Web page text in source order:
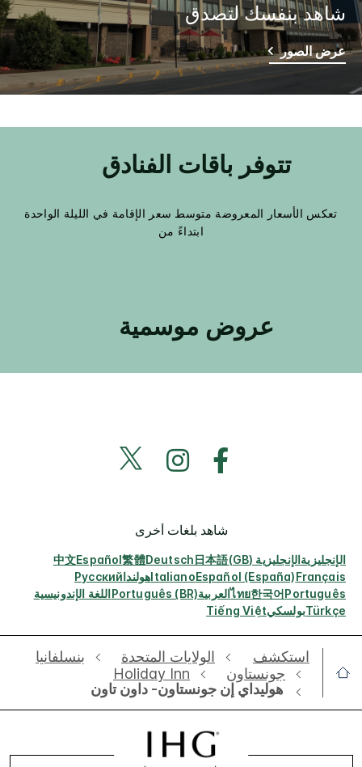
شاهد بنفسك لتصدق
عرض الصور
تتوفر باقات الفنادق
تعكس الأسعار المعروضة متوسط سعر الإقامة في الليلة الواحدة
ابتداءً من
عروض موسمية
شاهد بلغات أخرى
الإنجليزيةالإنجليزية (GB) 日本語
Deutsch
繁體
Español
中文
Français
Español (España)
ItalianoهولنداРусский
Português
한국어
ไทยالعربيةPortuguês (BR)اللغة الإندونيسية
TürkçeبولسكيTiếng Việt
استكشف الولايات المتحدة
بنسلفانيا
جونستاون
Holiday Inn
هوليداي إن جونستاون- داون تاون